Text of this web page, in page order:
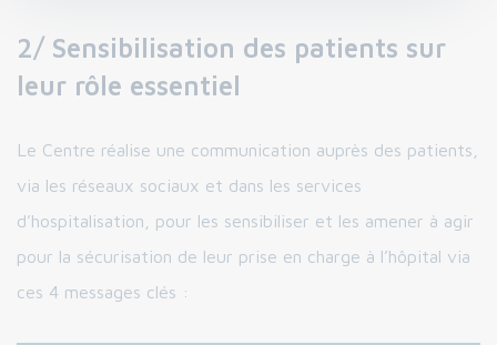
2/ Sensibilisation des patients sur
leur rôle essentiel
Le Centre réalise une communication auprès des patients,
via les réseaux sociaux et dans les services
d’hospitalisation, pour les sensibiliser et les amener à agir
pour la sécurisation de leur prise en charge à l’hôpital via
ces 4 messages clés :